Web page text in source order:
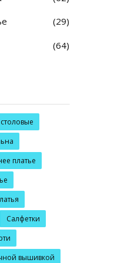
(29)
(64)
платье
Салфетки
вышивкой